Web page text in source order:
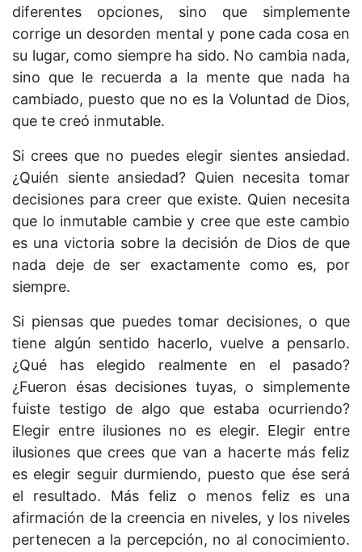
diferentes opciones, sino que simplemente
corrige un desorden mental y pone cada cosa en
su lugar, como siempre ha sido. No cambia nada,
sino que le recuerda a la mente que nada ha
cambiado, puesto que no es la Voluntad de Dios,
que te creó inmutable.
Si crees que no puedes elegir sientes ansiedad.
¿Quién siente ansiedad? Quien necesita tomar
decisiones para creer que existe. Quien necesita
que lo inmutable cambie y cree que este cambio
es una victoria sobre la decisión de Dios de que
nada deje de ser exactamente como es, por
siempre.
Si piensas que puedes tomar decisiones, o que
tiene algún sentido hacerlo, vuelve a pensarlo.
¿Qué has elegido realmente en el pasado?
¿Fueron ésas decisiones tuyas, o simplemente
fuiste testigo de algo que estaba ocurriendo?
Elegir entre ilusiones no es elegir. Elegir entre
ilusiones que crees que van a hacerte más feliz
es elegir seguir durmiendo, puesto que ése será
el resultado. Más feliz o menos feliz es una
afirmación de la creencia en niveles, y los niveles
pertenecen a la percepción, no al conocimiento.